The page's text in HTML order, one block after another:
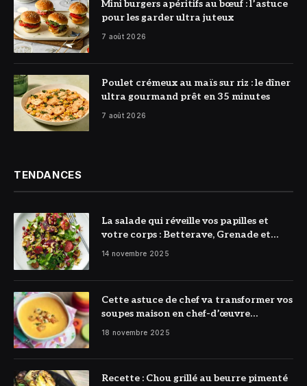
© DR
Mini burgers apéritifs au bœuf : l’astuce
pour les garder ultra juteux
7 août 2026
© DR
Poulet crémeux au maïs sur riz : le dîner
ultra gourmand prêt en 35 minutes
7 août 2026
TENDANCES
La salade qui réveille vos papilles et
votre corps : Betterave, Grenade et
Citron à l’honneur
14 novembre 2025
Cette astuce de chef va transformer vos
soupes maison en chef-d’œuvre
réconfortant
18 novembre 2025
Recette : Chou grillé au beurre pimenté